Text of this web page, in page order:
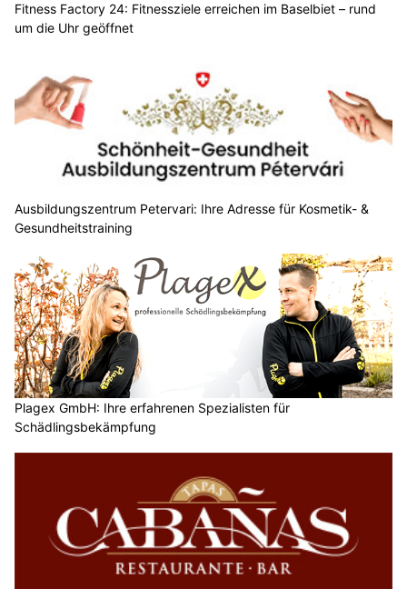
Fitness Factory 24: Fitnessziele erreichen im Baselbiet – rund
um die Uhr geöffnet
Ausbildungszentrum Petervari: Ihre Adresse für Kosmetik- &
Gesundheitstraining
Plagex GmbH: Ihre erfahrenen Spezialisten für
Schädlingsbekämpfung